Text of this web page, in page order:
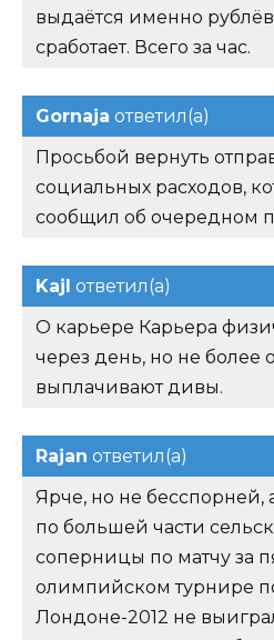
выдаётся именно
сработает. Всего за час.
Gornaja ответил(а)
Просьбой вернуть
социальных расходов,
сообщил об очередном
Kajl ответил(а)
О карьере Карьера
через день, но не более
выплачивают дивы.
Rajan ответил(а)
Ярче, но не бесспорней,
по большей части
соперницы по матчу за
олимпийском турнире
Лондоне-2012 не